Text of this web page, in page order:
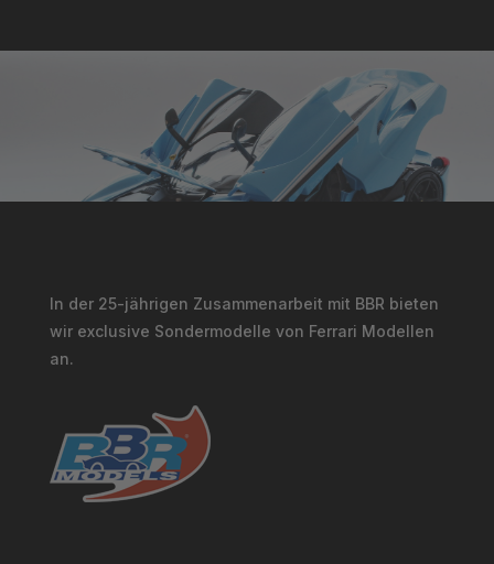
In der 25-jährigen Zusammenarbeit mit BBR bieten
wir exclusive Sondermodelle von Ferrari Modellen
an.